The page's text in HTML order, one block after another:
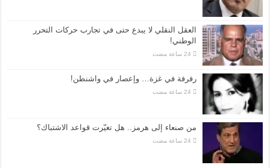
العقل النقلي لا يبدع حتى في تجارب حركات التحرر
الوطني!
رفرفة في غزة… وإعصار في واشنطن!
من صنعاء إلى هرمز.. هل تغيّرت قواعد الاشتباك؟